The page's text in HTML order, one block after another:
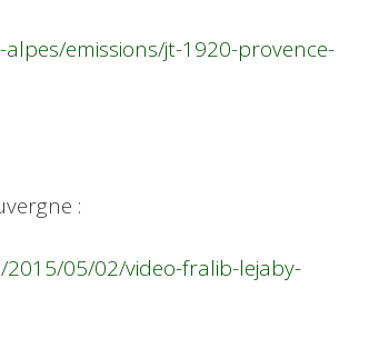
emissions/jt-1920-provence-
:
05/02/video-fralib-lejaby-